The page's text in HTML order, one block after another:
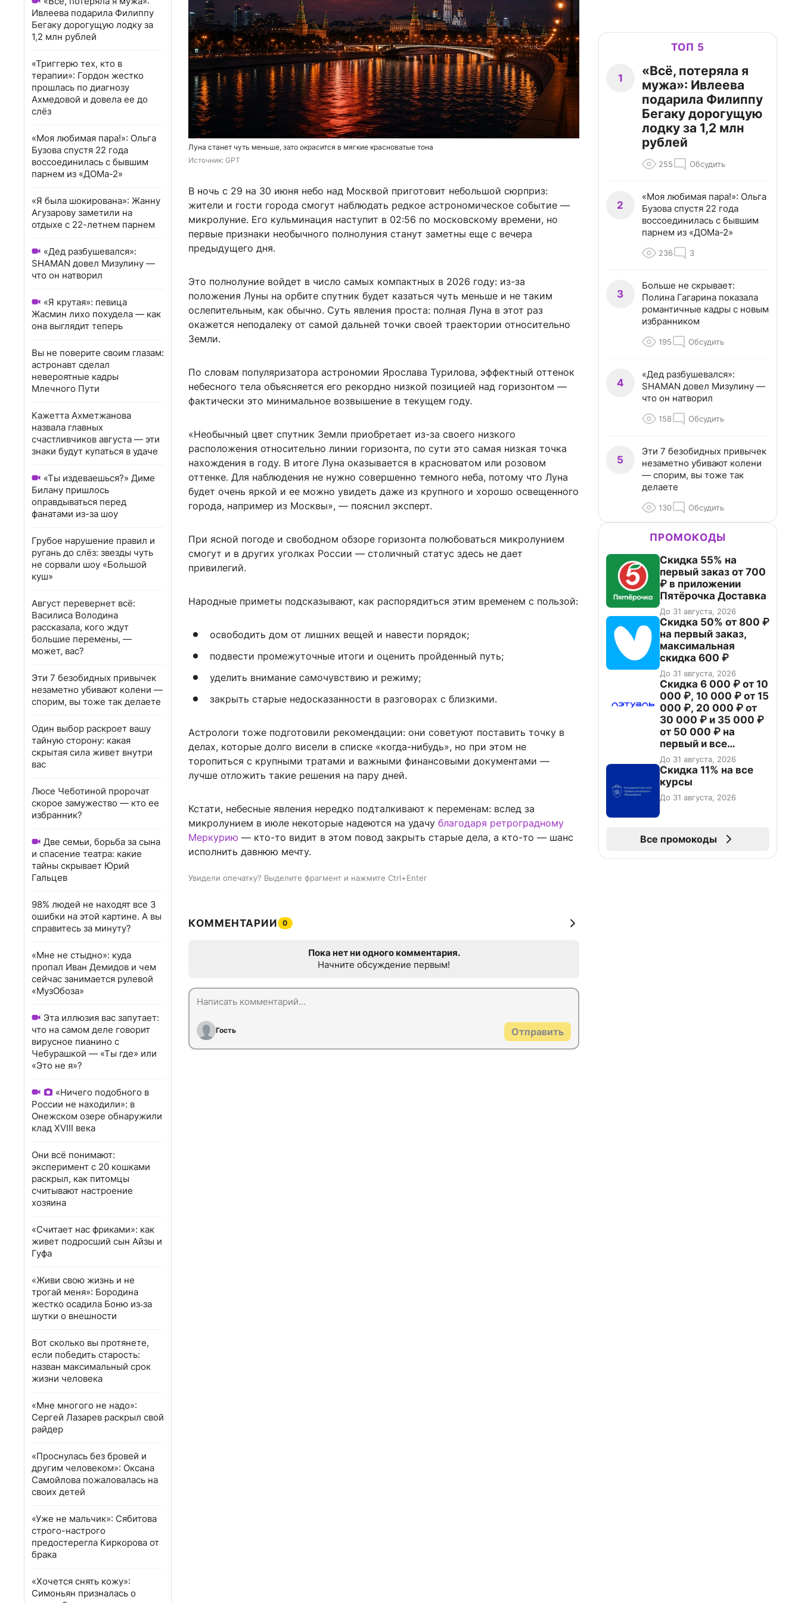
Ивлеева подарила Филиппу
Бегаку дорогущую лодку за
1,2 млн рублей
«Триггерю тех, кто в
терапии»: Гордон жестко
прошлась по диагнозу
Ахмедовой и довела ее до
слёз
«Моя любимая пара!»: Ольга
Бузова спустя 22 года
воссоединилась с бывшим
парнем из «ДОМа-2»
«Я была шокирована»: Жанну
Агузарову заметили на
отдыхе с 22-летнем парнем
«Дед разбушевался»:
SHAMAN довел Мизулину —
что он натворил
«Я крутая»: певица
Жасмин лихо похудела — как
она выглядит теперь
Вы не поверите своим глазам:
астронавт сделал
невероятные кадры
Млечного Пути
Кажетта Ахметжанова
назвала главных
счастливчиков августа — эти
знаки будут купаться в удаче
«Ты издеваешься?» Диме
Билану пришлось
оправдываться перед
фанатами из-за шоу
Грубое нарушение правил и
ругань до слёз: звезды чуть
не сорвали шоу «Большой
куш»
Август перевернет всё:
Василиса Володина
рассказала, кого ждут
большие перемены, —
может, вас?
Эти 7 безобидных привычек
незаметно убивают колени —
спорим, вы тоже так делаете
Один выбор раскроет вашу
тайную сторону: какая
скрытая сила живет внутри
вас
Люсе Чеботиной пророчат
скорое замужество — кто ее
избранник?
Две семьи, борьба за сына
и спасение театра: какие
тайны скрывает Юрий
Гальцев
98% людей не находят все 3
ошибки на этой картине. А вы
справитесь за минуту?
«Мне не стыдно»: куда
пропал Иван Демидов и чем
сейчас занимается рулевой
«МузОбоза»
Эта иллюзия вас запутает:
что на самом деле говорит
вирусное пианино с
Чебурашкой — «Ты где» или
«Это не я»?
«Ничего подобного в
России не находили»: в
Онежском озере обнаружили
клад XVIII века
Они всё понимают:
эксперимент с 20 кошками
раскрыл, как питомцы
считывают настроение
хозяина
«Считает нас фриками»: как
живет подросший сын Айзы и
Гуфа
«Живи свою жизнь и не
трогай меня»: Бородина
жестко осадила Боню из‑за
шутки о внешности
Вот сколько вы протянете,
если победить старость:
назван максимальный срок
жизни человека
«Мне многого не надо»:
Сергей Лазарев раскрыл свой
райдер
«Проснулась без бровей и
другим человеком»: Оксана
Самойлова пожаловалась на
своих детей
«Уже не мальчик»: Сябитова
строго-настрого
предостерегла Киркорова от
брака
«Хочется снять кожу»:
Симоньян призналась о
Луна станет чуть меньше, зато окрасится в мягкие красноватые тона
Источник: GPT
В ночь с 29 на 30 июня небо над Москвой приготовит небольшой сюрприз:
жители и гости города смогут наблюдать редкое астрономическое событие —
микролуние. Его кульминация наступит в 02:56 по московскому времени, но
первые признаки необычного полнолуния станут заметны еще с вечера
предыдущего дня.
Это полнолуние войдет в число самых компактных в 2026 году: из-за
положения Луны на орбите спутник будет казаться чуть меньше и не таким
ослепительным, как обычно. Суть явления проста: полная Луна в этот раз
окажется неподалеку от самой дальней точки своей траектории относительно
Земли.
По словам популяризатора астрономии Ярослава Турилова, эффектный оттенок
небесного тела объясняется его рекордно низкой позицией над горизонтом —
фактически это минимальное возвышение в текущем году.
«Необычный цвет спутник Земли приобретает из-за своего низкого
расположения относительно линии горизонта, по сути это самая низкая точка
нахождения в году. В итоге Луна оказывается в красноватом или розовом
оттенке. Для наблюдения не нужно совершенно темного неба, потому что Луна
будет очень яркой и ее можно увидеть даже из крупного и хорошо освещенного
города, например из Москвы», — пояснил эксперт.
При ясной погоде и свободном обзоре горизонта полюбоваться микролунием
смогут и в других уголках России — столичный статус здесь не дает
привилегий.
Народные приметы подсказывают, как распорядиться этим временем с пользой:
освободить дом от лишних вещей и навести порядок;
подвести промежуточные итоги и оценить пройденный путь;
уделить внимание самочувствию и режиму;
закрыть старые недосказанности в разговорах с близкими.
Астрологи тоже подготовили рекомендации: они советуют поставить точку в
делах, которые долго висели в списке «когда-нибудь», но при этом не
торопиться с крупными тратами и важными финансовыми документами —
лучше отложить такие решения на пару дней.
Кстати, небесные явления нередко подталкивают к переменам: вслед за
микролунием в июле некоторые надеются на удачу благодаря ретроградному
Меркурию — кто-то видит в этом повод закрыть старые дела, а кто-то — шанс
исполнить давнюю мечту.
Увидели опечатку? Выделите фрагмент и нажмите Ctrl+Enter
КОММЕНТАРИИ 0
Пока нет ни одного комментария.
Начните обсуждение первым!
Гость Отправить
ТОП 5
1
«Всё, потеряла я
мужа»: Ивлеева
подарила Филиппу
Бегаку дорогущую
лодку за 1,2 млн
рублей
255 Обсудить
2
«Моя любимая пара!»: Ольга
Бузова спустя 22 года
воссоединилась с бывшим
парнем из «ДОМа-2»
236 3
3
Больше не скрывает:
Полина Гагарина показала
романтичные кадры с новым
избранником
195 Обсудить
4
«Дед разбушевался»:
SHAMAN довел Мизулину —
что он натворил
158 Обсудить
5
Эти 7 безобидных привычек
незаметно убивают колени
— спорим, вы тоже так
делаете
130 Обсудить
ПРОМОКОДЫ
Скидка 55% на
первый заказ от 700
₽ в приложении
Пятёрочка Доставка
До 31 августа, 2026
Скидка 50% от 800 ₽
на первый заказ,
максимальная
скидка 600 ₽
До 31 августа, 2026
Скидка 6 000 ₽ от 10
000 ₽, 10 000 ₽ от 15
000 ₽, 20 000 ₽ от
30 000 ₽ и 35 000 ₽
от 50 000 ₽ на
первый и все
повторные заказы по
промокоду НАБЕРИ
До 31 августа, 2026
Скидка 11% на все
курсы
До 31 августа, 2026
Все промокоды